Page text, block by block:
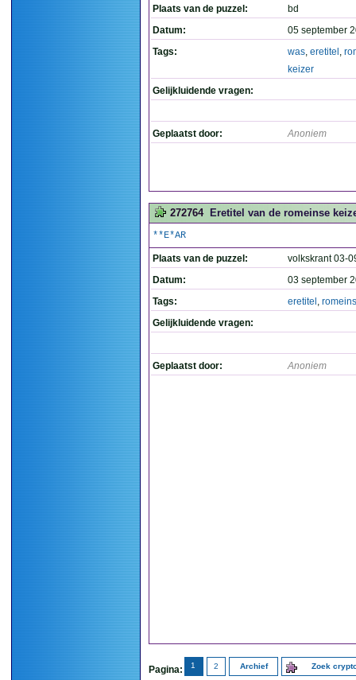
Plaats van de puzzel:
bd
Datum:
05 september
Tags:
was, eretitel ,
keizer
Gelijkluidende vragen:
Geplaatst door: Anoniem
272764 Eretitel van de romeinse
**E*AR
Plaats van de puzzel:
volkskrant 03-
Datum:
03 september
Tags:
eretitel ,
Gelijkluidende vragen:
Geplaatst door: Anoniem
Pagina: 1 2 Archief Zoek